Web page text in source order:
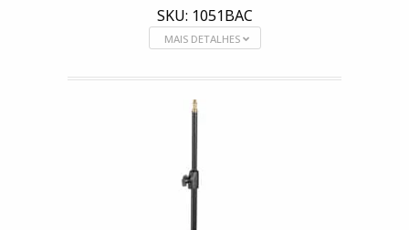
SKU: 1051BAC
MAIS DETALHES